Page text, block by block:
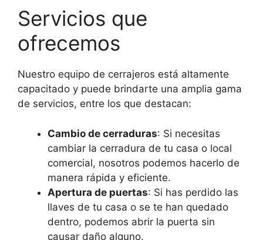
Servicios que
ofrecemos
Nuestro equipo de cerrajeros está altamente
capacitado y puede brindarte una amplia gama
de servicios, entre los que destacan:
Cambio de cerraduras: Si necesitas
cambiar la cerradura de tu casa o local
comercial, nosotros podemos hacerlo de
manera rápida y eficiente.
Apertura de puertas: Si has perdido las
llaves de tu casa o se te han quedado
dentro, podemos abrir la puerta sin
causar daño alguno.